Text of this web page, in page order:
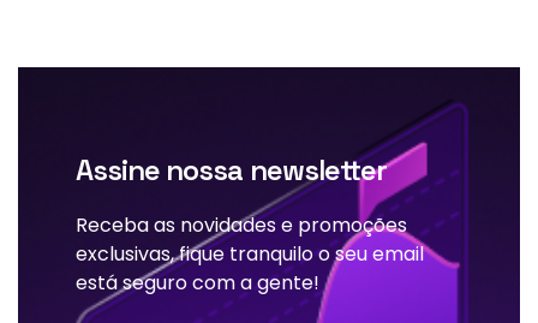
Assine nossa newsletter
Receba as novidades e promoções
exclusivas, fique tranquilo o seu email
está seguro com a gente!